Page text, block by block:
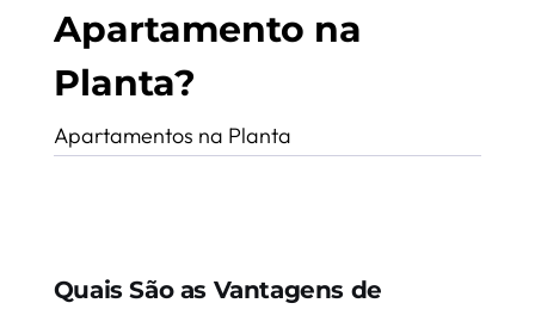
Apartamento na
Planta?
Apartamentos na Planta
Quais São as Vantagens de